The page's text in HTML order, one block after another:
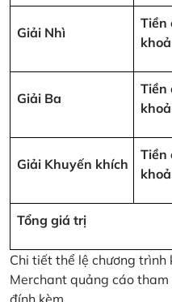
Giải Nhì
Tiền
Giải Ba
Tiền
Giải Khuyến khích
Tiền
Tổng giá trị
Chi tiết thể lệ chương trình
Merchant quảng cáo